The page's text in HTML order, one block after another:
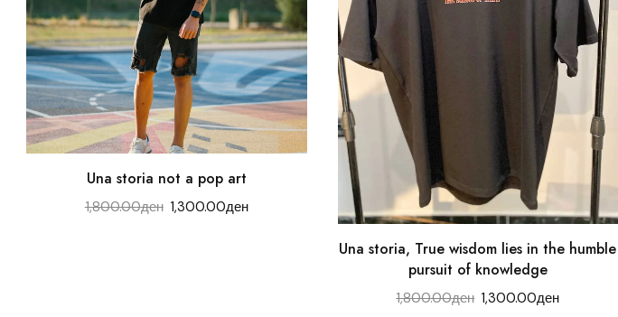
Una storia not a pop art
1,800.00ден 1,300.00ден
Una storia, True wisdom lies in the humble
pursuit of knowledge
1,800.00ден 1,300.00ден